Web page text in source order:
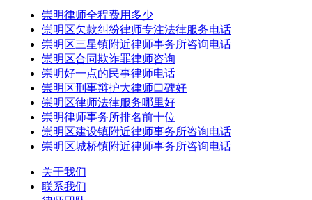
崇明律师全程费用多少
崇明区欠款纠纷律师专注法律服务电话
崇明区三星镇附近律师事务所咨询电话
崇明区合同欺诈罪律师咨询
崇明好一点的民事律师电话
崇明区刑事辩护大律师口碑好
崇明区律师法律服务哪里好
崇明律师事务所排名前十位
崇明区建设镇附近律师事务所咨询电话
崇明区城桥镇附近律师事务所咨询电话
关于我们
联系我们